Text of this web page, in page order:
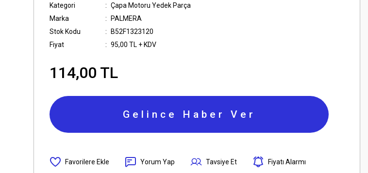
Kategori
Çapa Motoru Yedek Parça
Marka
PALMERA
Stok Kodu
B52F1323120
Fiyat
95,00 TL + KDV
114,00 TL
Gelince Haber Ver
Yorum Yap Tavsiye Et Fiyatı Alarmı